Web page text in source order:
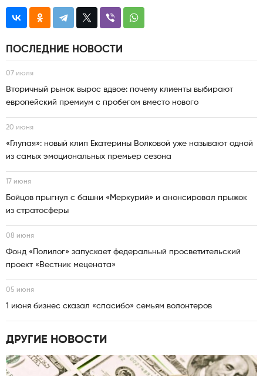
ПОСЛЕДНИЕ НОВОСТИ
07 июля
Вторичный рынок вырос вдвое: почему клиенты выбирают
европейский премиум с пробегом вместо нового
20 июня
«Глупая»: новый клип Екатерины Волковой уже называют одной
из самых эмоциональных премьер сезона
17 июня
Бойцов прыгнул с башни «Меркурий» и анонсировал прыжок
из стратосферы
08 июня
Фонд «Полилог» запускает федеральный просветительский
проект «Вестник мецената»
05 июня
1 июня бизнес сказал «спасибо» семьям волонтеров
ДРУГИЕ НОВОСТИ